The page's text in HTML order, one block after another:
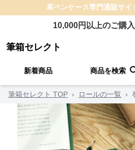
革ペンケース専門通販サイ
10,000円以上のご購
筆箱セレクト
新着商品 商品を検索
筆箱セレクト TOP › ロールの一覧 ›